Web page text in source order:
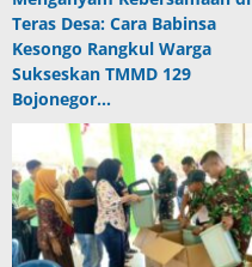
Teras Desa: Cara Babinsa
Kesongo Rangkul Warga
Sukseskan TMMD 129
Bojonegor…